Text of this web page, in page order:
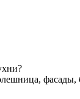
фасады,